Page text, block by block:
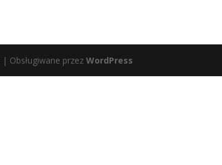
| Obsługiwane przezWordPress